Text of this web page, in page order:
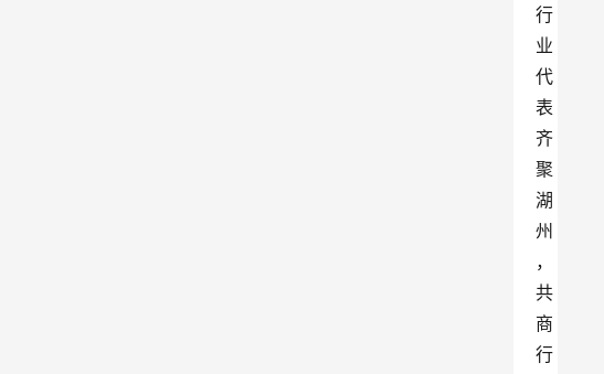
行
业
代
表
齐
聚
湖
州
，
共
商
行